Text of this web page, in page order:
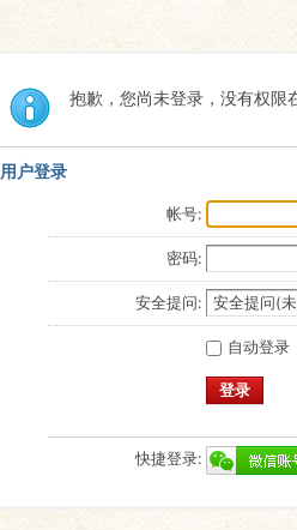
抱歉，您尚未登录，没有权限
用户登录
帐号:
密码:
安全提问:
自动登录
登录
快捷登录: